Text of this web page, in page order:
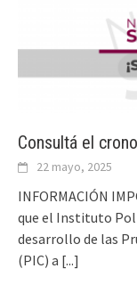
Consultá el
22 mayo, 2025
INFORMACIÓN
que el Instituto
desarrollo de las
(PIC) a [...]